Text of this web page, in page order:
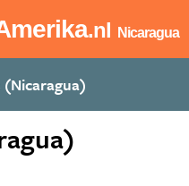
.nl Nicaragua